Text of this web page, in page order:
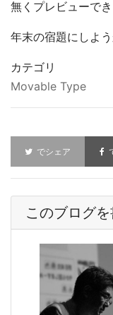
無くプレビューでき
年末の宿題にしよ
カテゴリ
Movable Type
でシェア
このブログ